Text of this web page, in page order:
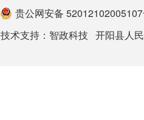
贵公网安备
技术支持： 智政科技 开阳县人